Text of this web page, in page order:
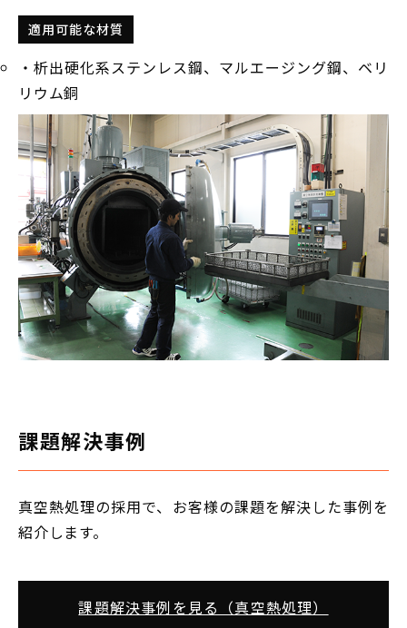
適用可能な材質
・析出硬化系ステンレス鋼、マルエージング鋼、ベリ
リウム銅
課題解決事例
真空熱処理の採用で、お客様の課題を解決した事例を
紹介します。
課題解決事例を見る（真空熱処理）